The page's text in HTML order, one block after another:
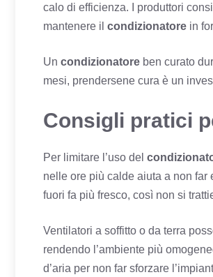
calo di efficienza. I produttori
mantenere il condizionatore in
Un condizionatore ben curato
mesi, prendersene cura è un
Consigli pratici
Per limitare l’uso del
nelle ore più calde aiuta a non
fuori fa più fresco, così non si
Ventilatori a soffitto o da terra
rendendo l’ambiente più
d’aria per non far sforzare